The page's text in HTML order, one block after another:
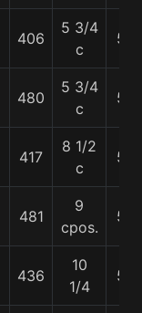
406
5 3/4
c
57
480
5 3/4
c
57
417
8 1/2
c
57
481
9
cpos.
57
436
10
1/4
57